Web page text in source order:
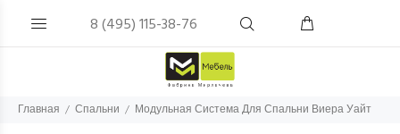
8 (495) 115-38-76
Главная Спальни Модульная Система Для Спальни Виера Уайт